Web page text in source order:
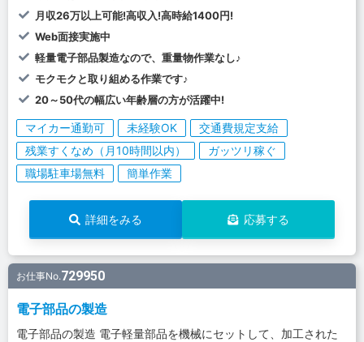
月収26万以上可能!高収入!高時給1400円!
Web面接実施中
軽量電子部品製造なので、重量物作業なし♪
モクモクと取り組める作業です♪
20～50代の幅広い年齢層の方が活躍中!
マイカー通勤可 未経験OK
交通費規定支給
残業すくなめ（月10時間以内）
ガッツリ稼ぐ
職場駐車場無料
簡単作業
詳細をみる 応募する
お仕事No.729950
電子部品の製造
電子部品の製造 電子軽量部品を機械にセットして、加工された